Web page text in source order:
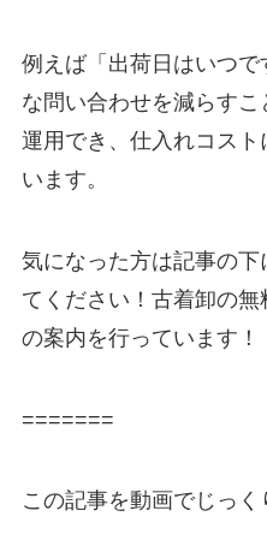
例えば「出荷日はいつ
な問い合わせを減らす
運用でき、仕入れコス
います。
気になった方は記事の
てください！古着卸の
の案内を行っています！
=======
この記事を動画でじっ